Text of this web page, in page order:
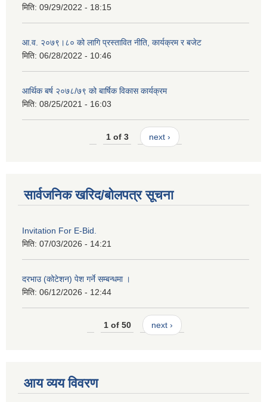
मिति: 09/29/2022 - 18:15
आ.व. २०७९।८० को लागि प्रस्तावित नीति, कार्यक्रम र बजेट
मिति: 06/28/2022 - 10:46
आर्थिक बर्ष २०७८/७९ को बार्षिक विकास कार्यक्रम
मिति: 08/25/2021 - 16:03
1 of 3 next ›
सार्वजनिक खरिद/बोलपत्र सूचना
Invitation For E-Bid.
मिति: 07/03/2026 - 14:21
दरभाउ (कोटेशन) पेश गर्ने सम्बन्धमा ।
मिति: 06/12/2026 - 12:44
1 of 50 next ›
आय व्यय विवरण